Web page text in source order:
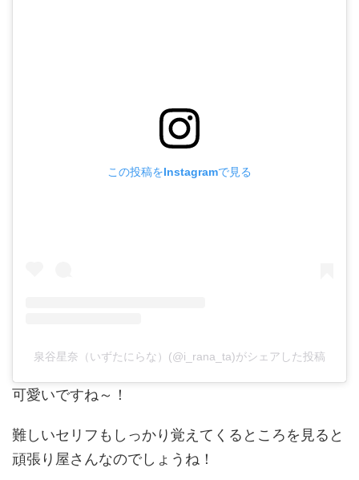
この投稿をInstagramで見る
泉谷星奈（いずたにらな）(@i_rana_ta)がシェアした投稿
可愛いですね～！
難しいセリフもしっかり覚えてくるところを見ると
頑張り屋さんなのでしょうね！